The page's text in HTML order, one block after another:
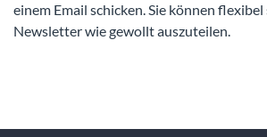
einem Email schicken. Sie können
Newsletter wie gewollt auszuteilen.